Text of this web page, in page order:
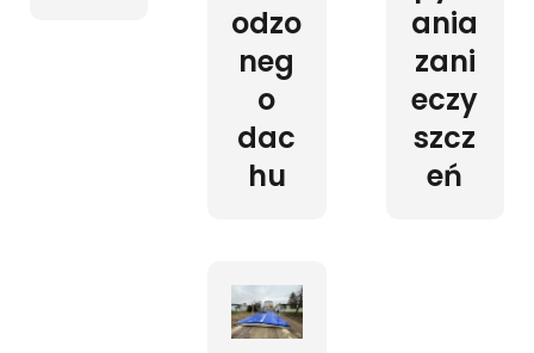
odzo
neg
o
dac
hu
ania
zani
eczy
szcz
eń